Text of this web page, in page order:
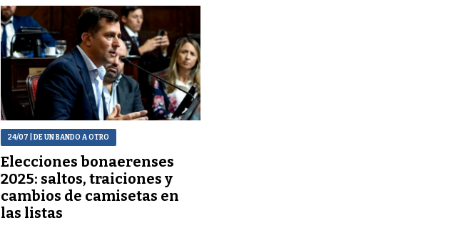
24/07 | DE UN BANDO A OTRO
Elecciones bonaerenses
2025: saltos, traiciones y
cambios de camisetas en
las listas